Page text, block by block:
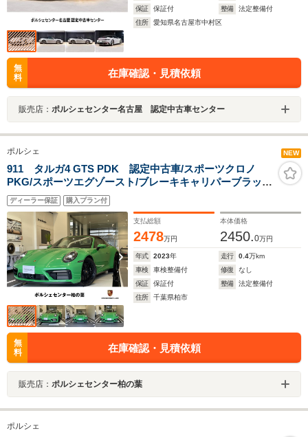
保証
保証付 整備
法定整備付
住所
愛知県名古屋市中村区
無
料
在庫確認・見積依頼
販売店： ポルシェセンター名古屋 認定中古車センター
ポルシェ NEW
911 タルガ4 GTS PDK 認定中古車/スポーツクロノ
PKG/スポーツエグゾースト/ブレーキキャリパーブラッ
ク/シートヒーター/ベンチレーション/18WAY電動シー
ト/BOSEサウンド/クラブレザー
ディーラー保証 購入プラン付
支払総額
2478万円
本体価格
2450.0万円
年式 2023年 走行 0.4万km
車検
車検整備付 修復
なし
保証
保証付 整備
法定整備付
住所
千葉県柏市
無
料
在庫確認・見積依頼
販売店： ポルシェセンター柏の葉
ポルシェ